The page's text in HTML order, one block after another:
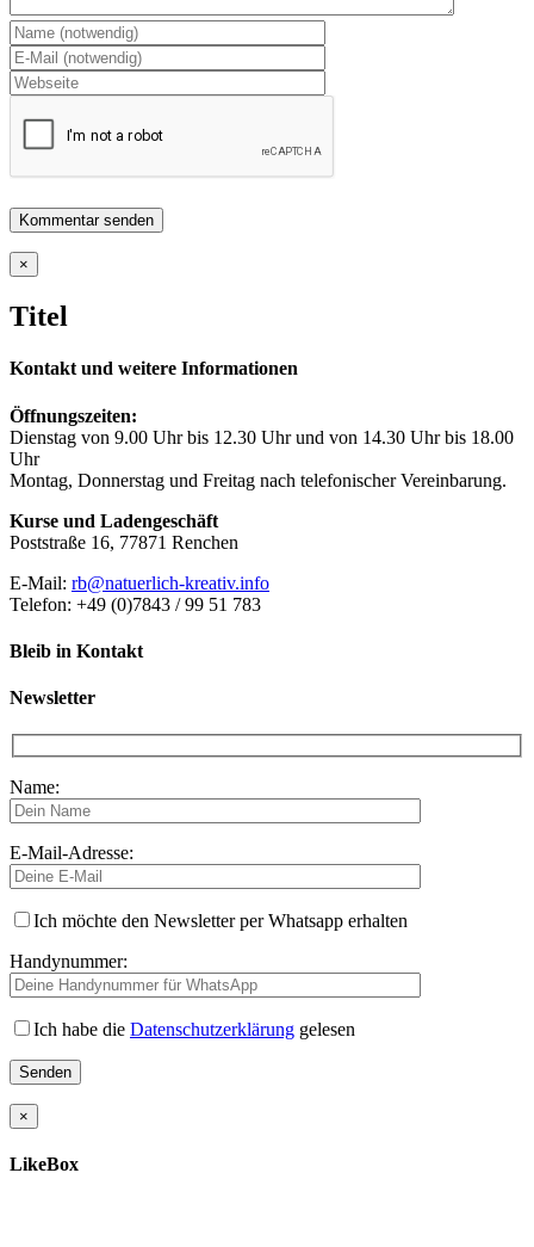
Close
product
view
×
Titel
Kontakt und weitere Informationen
Öffnungszeiten:
Dienstag von 9.00 Uhr bis 12.30 Uhr und von 14.30 Uhr bis 18.00
Uhr
Montag, Donnerstag und Freitag nach telefonischer Vereinbarung.
Kurse und Ladengeschäft
Poststraße 16, 77871 Renchen
E-Mail: rb@natuerlich-kreativ.info
Telefon: +49 (0)7843 / 99 51 783
Bleib in Kontakt
Newsletter
Name:
E-Mail-Adresse:
Ich möchte den Newsletter per Whatsapp erhalten
Handynummer:
Ich habe die Datenschutzerklärung gelesen
×
LikeBox